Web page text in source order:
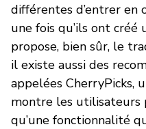
différentes d’entrer en
une fois qu’ils ont créé
propose, bien sûr, le
il existe aussi des
appelées CherryPicks,
montre les utilisateurs
qu’une fonctionnalité